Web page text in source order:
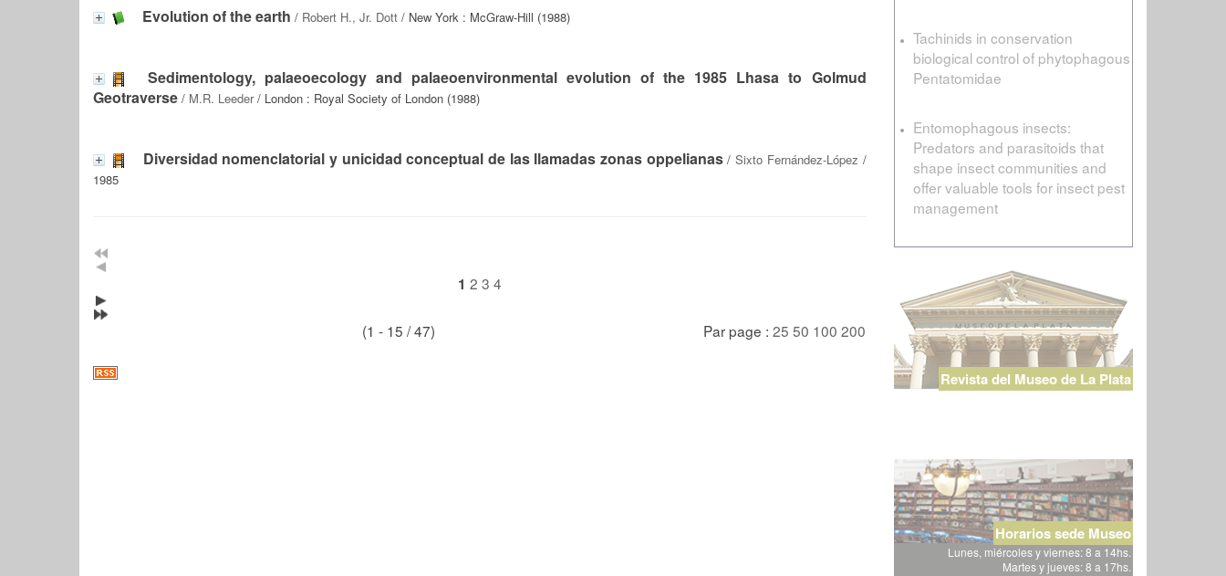
Evolution of the earth / Robert H., Jr. Dott / New York : McGraw-Hill (1988)
Sedimentology, palaeoecology and palaeoenvironmental evolution of the 1985 Lhasa to Golmud
Geotraverse / M.R. Leeder/ London : Royal Society of London (1988)
Diversidad nomenclatorial y unicidad conceptual de las llamadas zonas oppelianas/Sixto Fernández-López /
1985
1 2 3 4
(1 - 15 / 47) Par page : 25 50 100 200
Tachinids in conservation
biological control of phytophagous
Pentatomidae
Entomophagous insects:
Predators and parasitoids that
shape insect communities and
offer valuable tools for insect pest
management
Revista del Museo de La Plata
Horarios sede Museo
Lunes, miércoles y viernes: 8 a 14hs.
Martes y jueves: 8 a 17hs.